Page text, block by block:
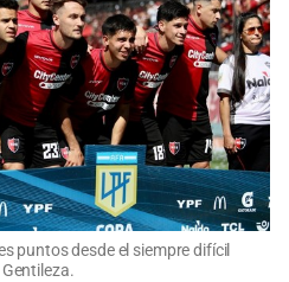
puntos desde el siempre difícil